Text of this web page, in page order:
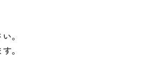
。
。